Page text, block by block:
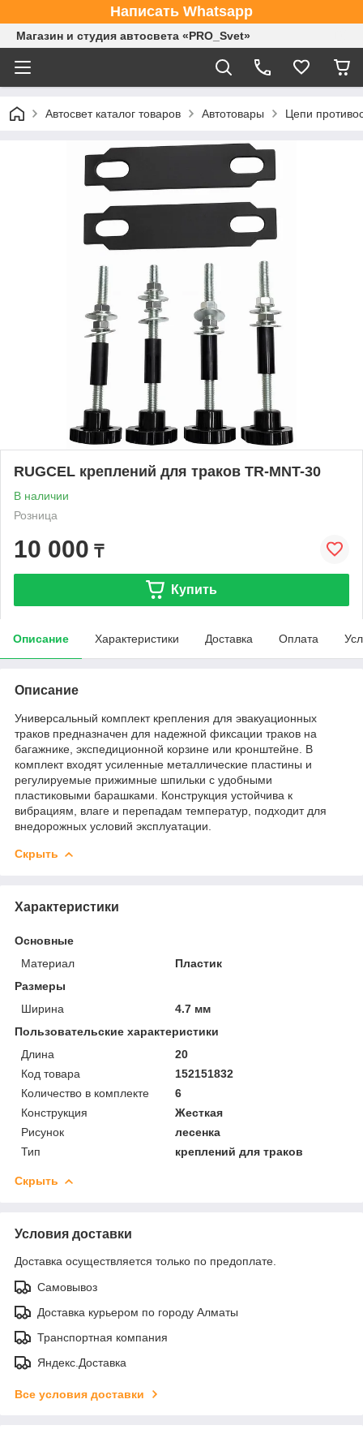
Написать Whatsapp
Магазин и студия автосвета «PRO_Svet»
Автосвет каталог товаров Автотовары Цепи
RUGCEL креплений для траков TR-MNT-30
В наличии
Розница
10 000 ₸
Купить
Описание Характеристики Доставка Оплата
Описание
Универсальный комплект крепления для эвакуационных
траков предназначен для надежной фиксации траков на
багажнике, экспедиционной корзине или кронштейне. В
комплект входят усиленные металлические пластины и
регулируемые прижимные шпильки с удобными
пластиковыми барашками. Конструкция устойчива к
вибрациям, влаге и перепадам температур, подходит для
внедорожных условий эксплуатации.
Скрыть
Характеристики
Основные
Материал
Пластик
Размеры
Ширина
4.7 мм
Пользовательские характеристики
Длина
20
Код товара
152151832
Количество в комплекте
6
Конструкция
Жесткая
Рисунок
лесенка
Тип
креплений для траков
Скрыть
Условия доставки
Доставка осуществляется только по предоплате.
Самовывоз
Доставка курьером по городу Алматы
Транспортная компания
Яндекс.Доставка
Все условия доставки